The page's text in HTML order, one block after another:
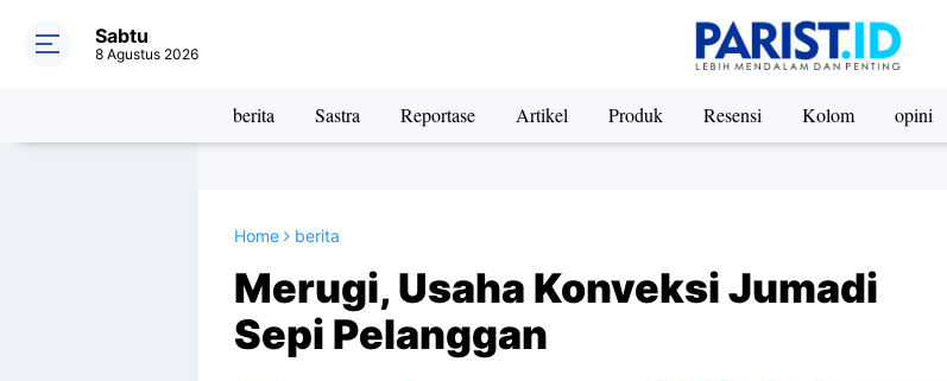
Sabtu
8 Agustus 2026
berita Sastra Reportase Artikel Produk Resensi Kolom opini
Home berita
Merugi, Usaha Konveksi Jumadi
Sepi Pelanggan